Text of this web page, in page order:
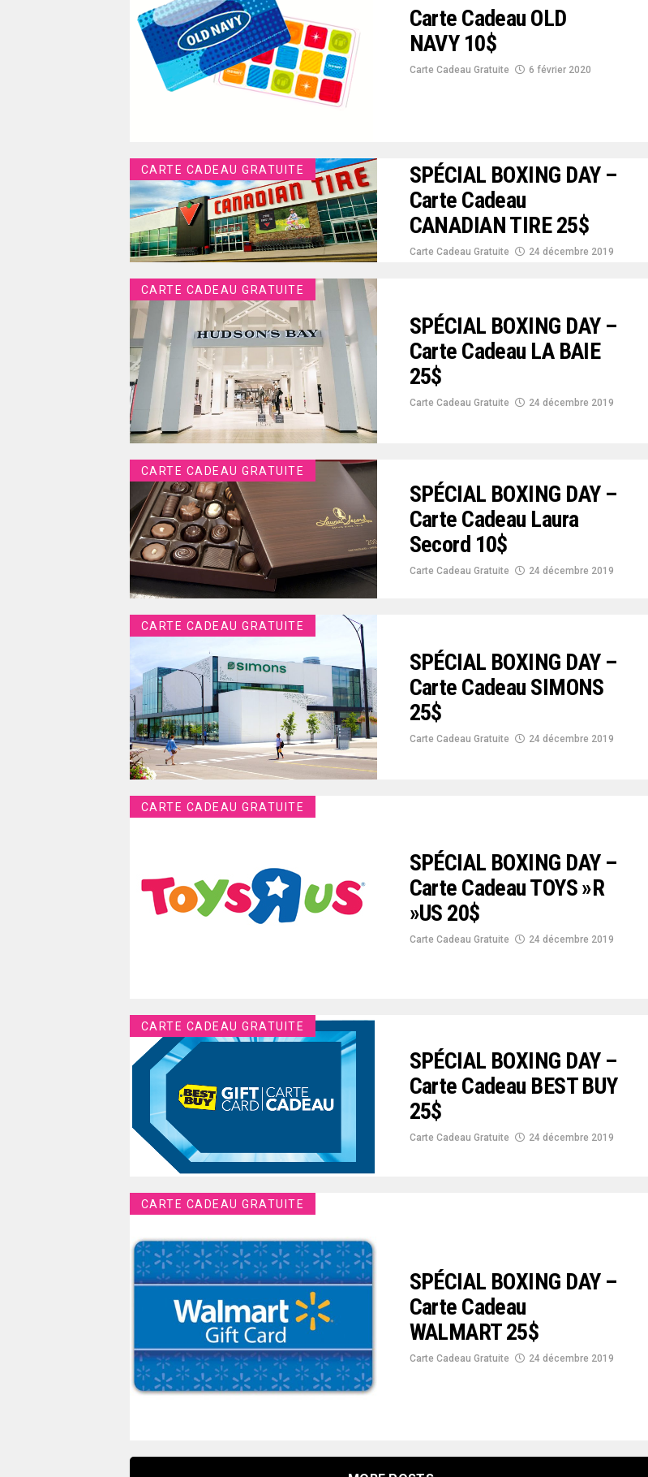
Carte Cadeau OLD
NAVY 10$
Carte Cadeau Gratuite 6 février 2020
CARTE CADEAU GRATUITE
SPÉCIAL BOXING DAY –
Carte Cadeau
CANADIAN TIRE 25$
Carte Cadeau Gratuite 24 décembre 2019
CARTE CADEAU GRATUITE
SPÉCIAL BOXING DAY –
Carte Cadeau LA BAIE
25$
Carte Cadeau Gratuite 24 décembre 2019
CARTE CADEAU GRATUITE
SPÉCIAL BOXING DAY –
Carte Cadeau Laura
Secord 10$
Carte Cadeau Gratuite 24 décembre 2019
CARTE CADEAU GRATUITE
SPÉCIAL BOXING DAY –
Carte Cadeau SIMONS
25$
Carte Cadeau Gratuite 24 décembre 2019
CARTE CADEAU GRATUITE
SPÉCIAL BOXING DAY –
Carte Cadeau TOYS »R
»US 20$
Carte Cadeau Gratuite 24 décembre 2019
CARTE CADEAU GRATUITE
SPÉCIAL BOXING DAY –
Carte Cadeau BEST BUY
25$
Carte Cadeau Gratuite 24 décembre 2019
CARTE CADEAU GRATUITE
SPÉCIAL BOXING DAY –
Carte Cadeau
WALMART 25$
Carte Cadeau Gratuite 24 décembre 2019